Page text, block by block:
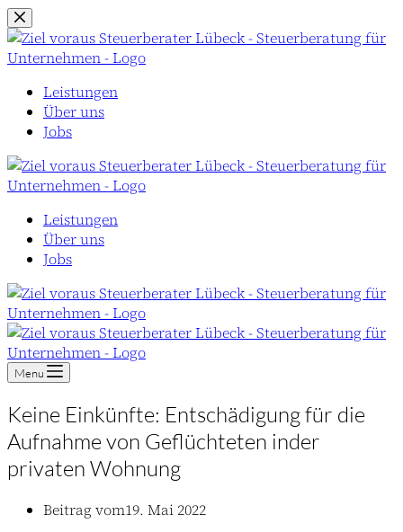
Zum
Inhalt
springen
Leistungen
Über uns
Jobs
Leistungen
Über uns
Jobs
Menu
Keine Einkünfte: Entschädigung für die
Aufnahme von Geflüchteten inder
privaten Wohnung
Beitrag vom19. Mai 2022